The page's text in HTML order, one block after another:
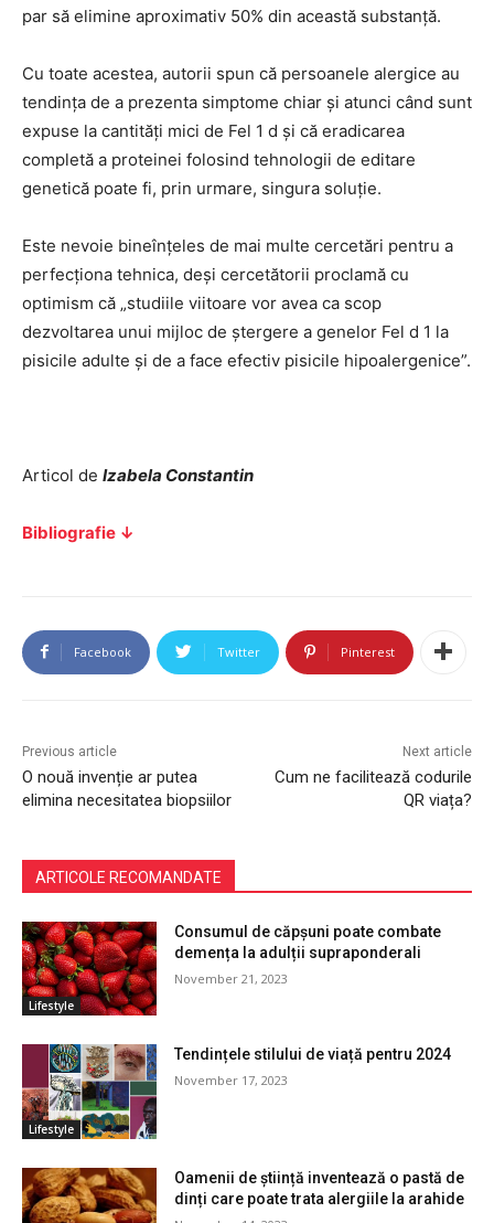
par să elimine aproximativ 50% din această substanță.
Cu toate acestea, autorii spun că persoanele alergice au
tendința de a prezenta simptome chiar și atunci când sunt
expuse la cantități mici de Fel 1 d și că eradicarea
completă a proteinei folosind tehnologii de editare
genetică poate fi, prin urmare, singura soluție.
Este nevoie bineînțeles de mai multe cercetări pentru a
perfecționa tehnica, deși cercetătorii proclamă cu
optimism că „studiile viitoare vor avea ca scop
dezvoltarea unui mijloc de ștergere a genelor Fel d 1 la
pisicile adulte și de a face efectiv pisicile hipoalergenice”.
Articol de Izabela Constantin
Bibliografie ↓
Facebook Twitter Pinterest
Previous article
O nouă invenție ar putea
elimina necesitatea biopsiilor
Next article
Cum ne facilitează codurile
QR viața?
ARTICOLE RECOMANDATE
Lifestyle
Consumul de căpșuni poate combate
demența la adulții supraponderali
November 21, 2023
Lifestyle
Tendințele stilului de viață pentru 2024
November 17, 2023
Oamenii de știință inventează o pastă de
dinți care poate trata alergiile la arahide